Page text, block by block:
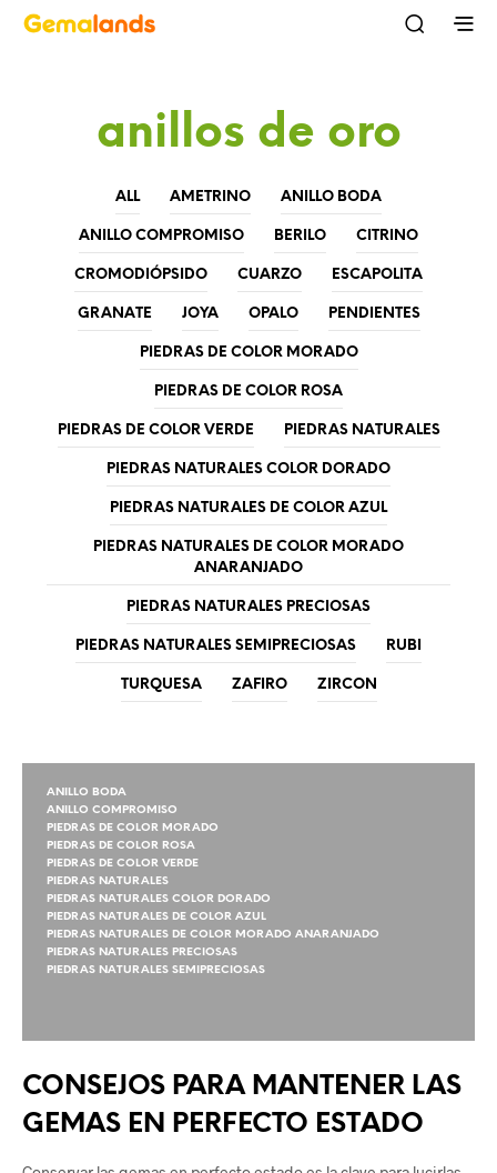
anillos de oro
ALL AMETRINO ANILLO BODA
ANILLO COMPROMISO BERILO CITRINO
CROMODIÓPSIDO CUARZO ESCAPOLITA
GRANATE JOYA OPALO PENDIENTES
PIEDRAS DE COLOR MORADO
PIEDRAS DE COLOR ROSA
PIEDRAS DE COLOR VERDE PIEDRAS NATURALES
PIEDRAS NATURALES COLOR DORADO
PIEDRAS NATURALES DE COLOR AZUL
PIEDRAS NATURALES DE COLOR MORADO
ANARANJADO
PIEDRAS NATURALES PRECIOSAS
PIEDRAS NATURALES SEMIPRECIOSAS RUBI
TURQUESA ZAFIRO ZIRCON
ANILLO BODA
ANILLO COMPROMISO
PIEDRAS DE COLOR MORADO
PIEDRAS DE COLOR ROSA
PIEDRAS DE COLOR VERDE
PIEDRAS NATURALES
PIEDRAS NATURALES COLOR DORADO
PIEDRAS NATURALES DE COLOR AZUL
PIEDRAS NATURALES DE COLOR MORADO ANARANJADO
PIEDRAS NATURALES PRECIOSAS
PIEDRAS NATURALES SEMIPRECIOSAS
CONSEJOS PARA MANTENER LAS
GEMAS EN PERFECTO ESTADO